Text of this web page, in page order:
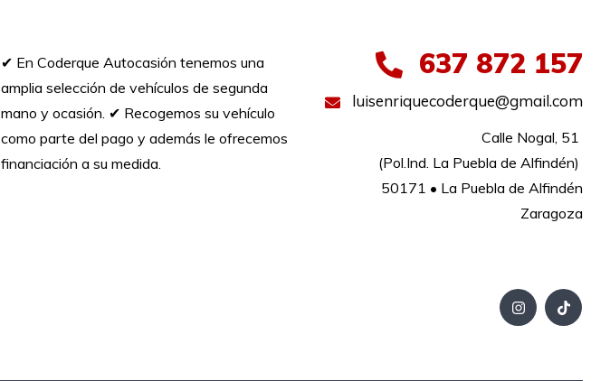
✔︎ En Coderque Autocasión tenemos una
amplia selección de vehículos de segunda
mano y ocasión. ✔︎ Recogemos su vehículo
como parte del pago y además le ofrecemos
financiación a su medida.
637 872 157
luisenriquecoderque@gmail.com
Calle Nogal, 51
(Pol.Ind. La Puebla de Alfindén)
50171 • La Puebla de Alfindén
Zaragoza